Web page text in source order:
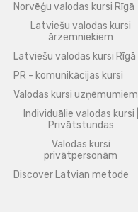
Norvēģu valodas kursi Rīgā
Latviešu valodas kursi
ārzemniekiem
Latviešu valodas kursi Rīgā
PR - komunikācijas kursi
Valodas kursi uzņēmumiem
Individuālie valodas kursi |
Privātstundas
Valodas kursi
privātpersonām
Discover Latvian metode